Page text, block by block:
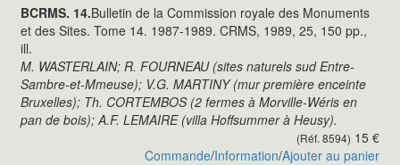
BCRMS. 14.Bulletin de la Commission royale des Monuments
et des Sites. Tome 14. 1987-1989. CRMS, 1989, 25, 150 pp.,
ill.
M. WASTERLAIN; R. FOURNEAU (sites naturels sud Entre-
Sambre-et-Mmeuse); V.G. MARTINY (mur première enceinte
Bruxelles); Th. CORTEMBOS (2 fermes à Morville-Wéris en
pan de bois); A.F. LEMAIRE (villa Hoffsummer à Heusy).
(Réf. 8594) 15 €
Commande/Information/Ajouter au panier